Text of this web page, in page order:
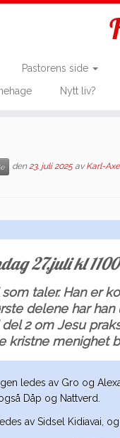
Pastorens side
Nytt liv?
den23. juli 2025 avKarl-
27.juli kl 1100
taler. Han er
delene har
2 om Jesu
kristne menighet
ledes av Gro og
Dåp og Nattverd.
av Sidsel Kidiavai,